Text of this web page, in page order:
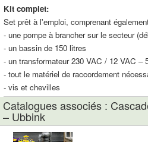
Kit complet:
Set prêt à l'emploi, comprenant
- une pompe à brancher sur le secteur
- un bassin de 150 litres
- un transformateur 230 VAC / 12 VAC –
- tout le matériel de raccordement
- vis et chevilles
Catalogues associés :
– Ubbink